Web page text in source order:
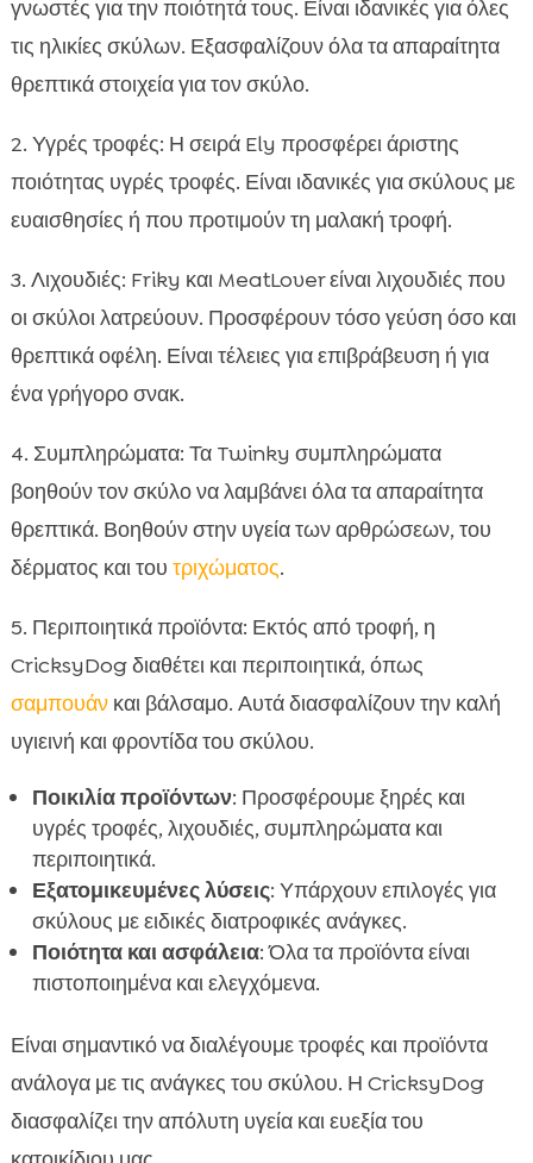
γνωστές για την ποιότητά τους. Είναι ιδανικές για όλες
τις ηλικίες σκύλων. Εξασφαλίζουν όλα τα απαραίτητα
θρεπτικά στοιχεία για τον σκύλο.
2. Υγρές τροφές: Η σειρά Ely προσφέρει άριστης
ποιότητας υγρές τροφές. Είναι ιδανικές για σκύλους με
ευαισθησίες ή που προτιμούν τη μαλακή τροφή.
3. Λιχουδιές: Friky και MeatLover είναι λιχουδιές που
οι σκύλοι λατρεύουν. Προσφέρουν τόσο γεύση όσο και
θρεπτικά οφέλη. Είναι τέλειες για επιβράβευση ή για
ένα γρήγορο σνακ.
4. Συμπληρώματα: Τα Twinky συμπληρώματα
βοηθούν τον σκύλο να λαμβάνει όλα τα απαραίτητα
θρεπτικά. Βοηθούν στην υγεία των αρθρώσεων, του
δέρματος και του τριχώματος.
5. Περιποιητικά προϊόντα: Εκτός από τροφή, η
CricksyDog διαθέτει και περιποιητικά, όπως
σαμπουάνκαι βάλσαμο. Αυτά διασφαλίζουν την καλή
υγιεινή και φροντίδα του σκύλου.
Ποικιλία προϊόντων: Προσφέρουμε ξηρές και
υγρές τροφές, λιχουδιές, συμπληρώματα και
περιποιητικά.
Εξατομικευμένες λύσεις: Υπάρχουν επιλογές για
σκύλους με ειδικές διατροφικές ανάγκες.
Ποιότητα και ασφάλεια: Όλα τα προϊόντα είναι
πιστοποιημένα και ελεγχόμενα.
Είναι σημαντικό να διαλέγουμε τροφές και προϊόντα
ανάλογα με τις ανάγκες του σκύλου. Η CricksyDog
διασφαλίζει την απόλυτη υγεία και ευεξία του